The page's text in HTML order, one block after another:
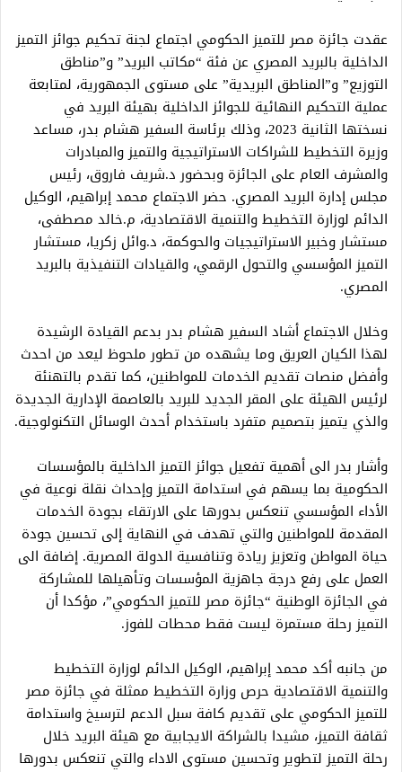
عقدت جائزة مصر للتميز الحكومي اجتماع لجنة تحكيم جوائز التميز
الداخلية بالبريد المصري عن فئة “مكاتب البريد” و”مناطق
التوزيع” و”المناطق البريدية” على مستوى الجمهورية، لمتابعة
عملية التحكيم النهائية للجوائز الداخلية بهيئة البريد في
نسختها الثانية 2023، وذلك برئاسة السفير هشام بدر، مساعد
وزيرة التخطيط للشراكات الاستراتيجية والتميز والمبادرات
والمشرف العام على الجائزة وبحضور د.شريف فاروق، رئيس
مجلس إدارة البريد المصري. حضر الاجتماع محمد إبراهيم، الوكيل
الدائم لوزارة التخطيط والتنمية الاقتصادية، م.خالد مصطفى،
مستشار وخبير الاستراتيجيات والحوكمة، د.وائل زكريا، مستشار
التميز المؤسسي والتحول الرقمي، والقيادات التنفيذية بالبريد
المصري.
وخلال الاجتماع أشاد السفير هشام بدر بدعم القيادة الرشيدة
لهذا الكيان العريق وما يشهده من تطور ملحوظ ليعد من احدث
وأفضل منصات تقديم الخدمات للمواطنين، كما تقدم بالتهنئة
لرئيس الهيئة على المقر الجديد للبريد بالعاصمة الإدارية الجديدة
والذي يتميز بتصميم متفرد باستخدام أحدث الوسائل التكنولوجية.
وأشار بدر الى أهمية تفعيل جوائز التميز الداخلية بالمؤسسات
الحكومية بما يسهم في استدامة التميز وإحداث نقلة نوعية في
الأداء المؤسسي تنعكس بدورها على الارتقاء بجودة الخدمات
المقدمة للمواطنين والتي تهدف في النهاية إلى تحسين جودة
حياة المواطن وتعزيز ريادة وتنافسية الدولة المصرية. إضافة الى
العمل على رفع درجة جاهزية المؤسسات وتأهيلها للمشاركة
في الجائزة الوطنية “جائزة مصر للتميز الحكومي”، مؤكدا أن
التميز رحلة مستمرة ليست فقط محطات للفوز.
من جانبه أكد محمد إبراهيم، الوكيل الدائم لوزارة التخطيط
والتنمية الاقتصادية حرص وزارة التخطيط ممثلة في جائزة مصر
للتميز الحكومي على تقديم كافة سبل الدعم لترسيخ واستدامة
ثقافة التميز، مشيدا بالشراكة الايجابية مع هيئة البريد خلال
رحلة التميز لتطوير وتحسين مستوى الاداء والتي تنعكس بدورها